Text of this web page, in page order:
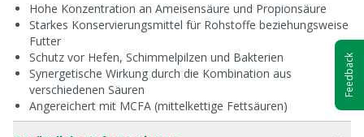
Hohe Konzentration an Ameisensäure und Propionsäure
Starkes Konservierungsmittel für Rohstoffe beziehungsweise
Futter
Schutz vor Hefen, Schimmelpilzen und Bakterien
Synergetische Wirkung durch die Kombination aus
verschiedenen Säuren
Angereichert mit MCFA (mittelkettige Fettsäuren)
Feedback